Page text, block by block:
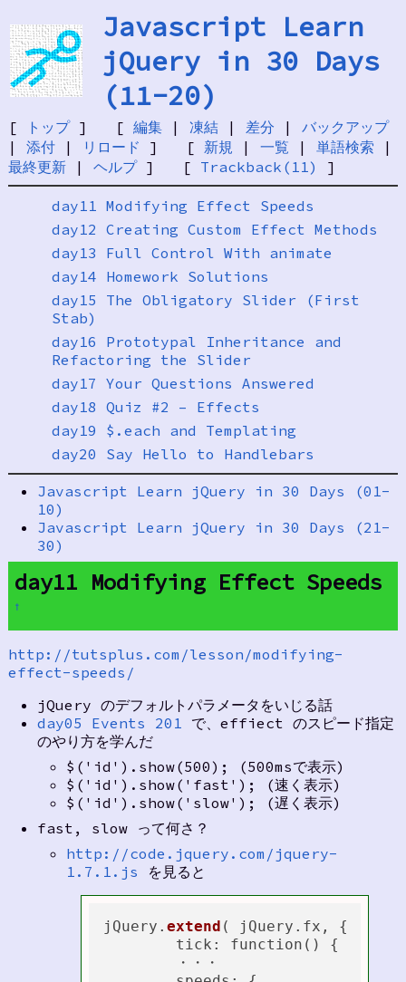
Javascript Learn
jQuery in 30 Days
(11-20)
[ トップ] [ 編集| 凍結| 差分 | バックアップ
| 添付| リロード ] [ 新規 | 一覧 | 単語検索 |
最終更新| ヘルプ] [ Trackback(11) ]
day11 Modifying Effect Speeds
day12 Creating Custom Effect Methods
day13 Full Control With animate
day14 Homework Solutions
day15 The Obligatory Slider (First
Stab)
day16 Prototypal Inheritance and
Refactoring the Slider
day17 Your Questions Answered
day18 Quiz #2 – Effects
day19 $.each and Templating
day20 Say Hello to Handlebars
Javascript Learn jQuery in 30 Days (01-
10)
Javascript Learn jQuery in 30 Days (21-
30)
day11 Modifying Effect Speeds
†
http://tutsplus.com/lesson/modifying-
effect-speeds/
jQuery のデフォルトパラメータをいじる話
day05 Events 201 で、effiect のスピード指定
のやり方を学んだ
$('id').show(500); (500msで表示)
$('id').show('fast'); (速く表示)
$('id').show('slow'); (遅く表示)
fast, slow って何さ？
http://code.jquery.com/jquery-
1.7.1.js を見ると
jQuery. extend ( jQuery.fx, {
tick : function() {
        ・・・